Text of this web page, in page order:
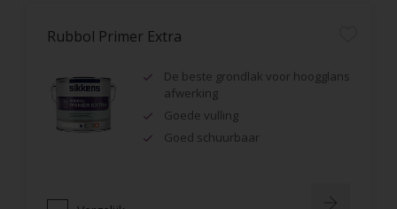
Rubbol Primer Extra
De beste grondlak voor hoogglans
afwerking
Goede vulling
Goed schuurbaar